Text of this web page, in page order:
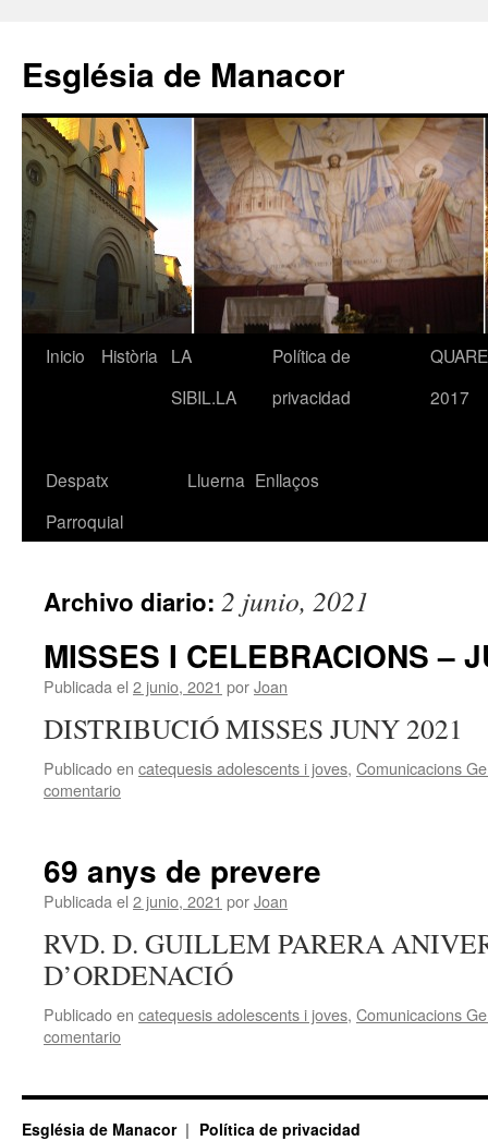
contenido
Església de Manacor
Inicio Història
LA
SIBIL.LA
Política de
privacidad
2017
Despatx
Parroquial
Lluerna Enllaços
Archivo diario: 2 junio, 2021
MISSES I CELEBRACIONS –
Publicada el 2 junio, 2021 porJoan
DISTRIBUCIÓ MISSES JUNY 2021
Publicado en catequesis adolescents i joves, Comunicacions
comentario
69 anys de prevere
Publicada el 2 junio, 2021 porJoan
RVD. D. GUILLEM PARERA
D’ORDENACIÓ
Publicado en catequesis adolescents i joves, Comunicacions
comentario
Església de Manacor Política de privacidad